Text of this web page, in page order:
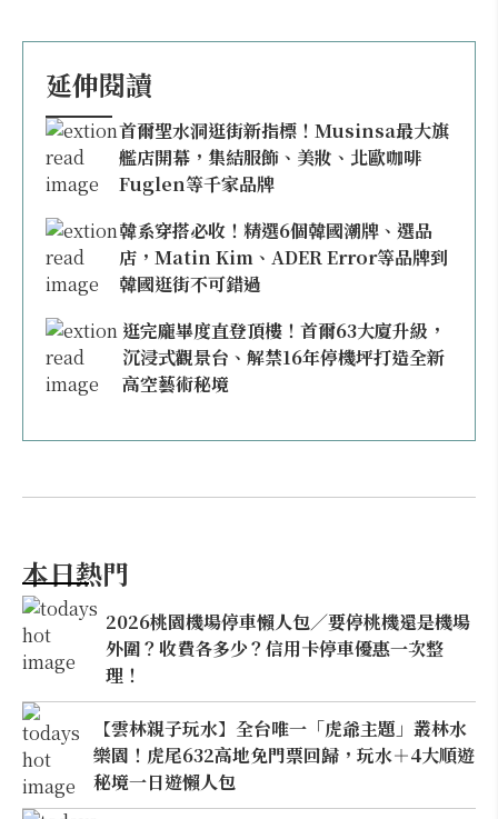
延伸閱讀
首爾聖水洞逛街新指標！Musinsa最大旗
艦店開幕，集結服飾、美妝、北歐咖啡
Fuglen等千家品牌
韓系穿搭必收！精選6個韓國潮牌、選品
店，Matin Kim、ADER Error等品牌到
韓國逛街不可錯過
逛完龐畢度直登頂樓！首爾63大廈升級，
沉浸式觀景台、解禁16年停機坪打造全新
高空藝術秘境
本日熱門
2026桃園機場停車懶人包／要停桃機還是機場
外圍？收費各多少？信用卡停車優惠一次整
理！
【雲林親子玩水】全台唯一「虎爺主題」叢林水
樂園！虎尾632高地免門票回歸，玩水＋4大順遊
秘境一日遊懶人包